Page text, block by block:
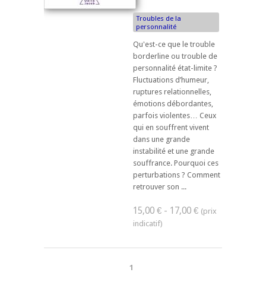
Troubles de la
personnalité
Qu'est-ce que le trouble
borderline ou trouble de
personnalité état-limite ?
Fluctuations d’humeur,
ruptures relationnelles,
émotions débordantes,
parfois violentes… Ceux
qui en souffrent vivent
dans une grande
instabilité et une grande
souffrance. Pourquoi ces
perturbations ? Comment
retrouver son ...
15,00 € - 17,00 €
1